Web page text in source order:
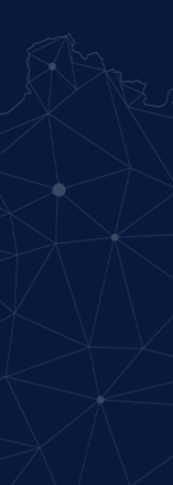
French
Japanese
Kannada
Khmer
Malay
Marathi
Nepali